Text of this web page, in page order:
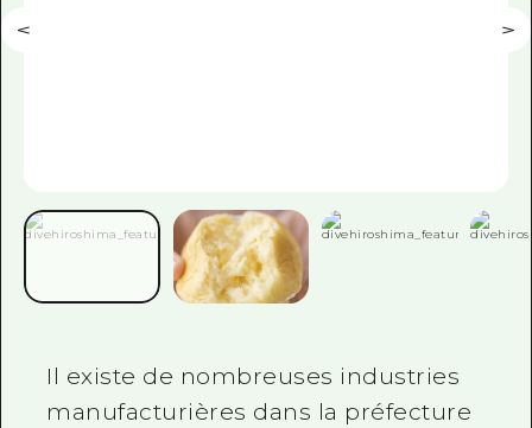
Il existe de nombreuses industries
manufacturières dans la préfecture